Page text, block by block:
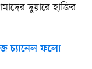
দুয়ারে হাজির
চ্যানেল ফলো